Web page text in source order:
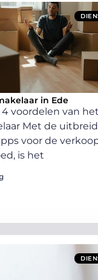
in Ede
4 voordelen van
Met de
voor de
is het